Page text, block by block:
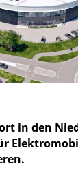
in den